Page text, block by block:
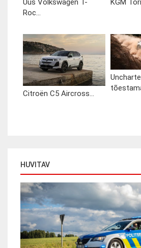
Uus Volkswagen T-
Roc...
KGM
Citroën C5 Aircross...
HUVITAV